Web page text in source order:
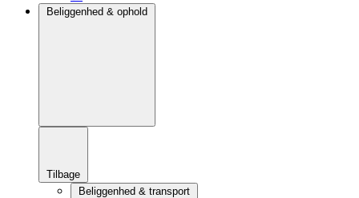
Beliggenhed & ophold
Tilbage
Beliggenhed & transport